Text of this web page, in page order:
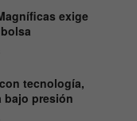
exige
tecnología,
bajo presión